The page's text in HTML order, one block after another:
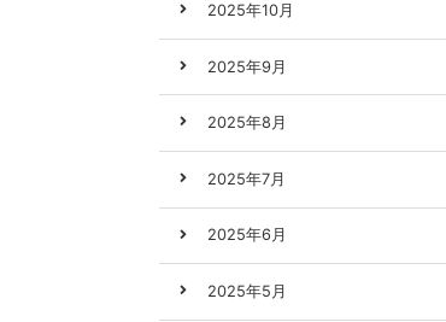
2025年10月
2025年9月
2025年8月
2025年7月
2025年6月
2025年5月